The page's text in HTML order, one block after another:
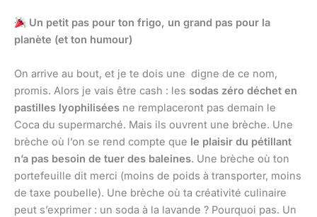
Un petit pas pour ton frigo, un grand pas pour la
planète (et ton humour)
On arrive au bout, et je te dois une digne de ce nom,
promis. Alors je vais être cash : les sodas zéro déchet en
pastilles lyophilisées ne remplaceront pas demain le
Coca du supermarché. Mais ils ouvrent une brèche. Une
brèche où l’on se rend compte que le plaisir du pétillant
n’a pas besoin de tuer des baleines. Une brèche où ton
portefeuille dit merci (moins de poids à transporter, moins
de taxe poubelle). Une brèche où ta créativité culinaire
peut s’exprimer : un soda à la lavande ? Pourquoi pas. Un